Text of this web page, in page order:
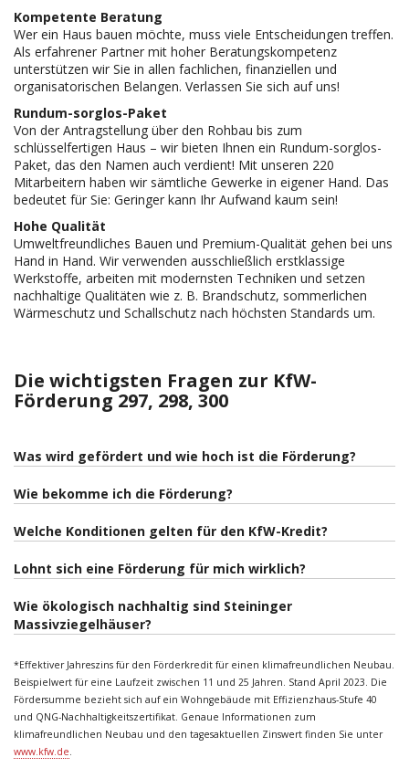
Kompetente Beratung
Wer ein Haus bauen möchte, muss viele Entscheidungen treffen.
Als erfahrener Partner mit hoher Beratungskompetenz
unterstützen wir Sie in allen fachlichen, finanziellen und
organisatorischen Belangen. Verlassen Sie sich auf uns!
Rundum-sorglos-Paket
Von der Antragstellung über den Rohbau bis zum
schlüsselfertigen Haus – wir bieten Ihnen ein Rundum-sorglos-
Paket, das den Namen auch verdient! Mit unseren 220
Mitarbeitern haben wir sämtliche Gewerke in eigener Hand. Das
bedeutet für Sie: Geringer kann Ihr Aufwand kaum sein!
Hohe Qualität
Umweltfreundliches Bauen und Premium-Qualität gehen bei uns
Hand in Hand. Wir verwenden ausschließlich erstklassige
Werkstoffe, arbeiten mit modernsten Techniken und setzen
nachhaltige Qualitäten wie z. B. Brandschutz, sommerlichen
Wärmeschutz und Schallschutz nach höchsten Standards um.
Die wichtigsten Fragen zur KfW-
Förderung 297, 298, 300
Was wird gefördert und wie hoch ist die Förderung?
Wie bekomme ich die Förderung?
Welche Konditionen gelten für den KfW-Kredit?
Lohnt sich eine Förderung für mich wirklich?
Wie ökologisch nachhaltig sind Steininger
Massivziegelhäuser?
*Effektiver Jahreszins für den Förderkredit für einen klimafreundlichen Neubau.
Beispielwert für eine Laufzeit zwischen 11 und 25 Jahren. Stand April 2023. Die
Fördersumme bezieht sich auf ein Wohngebäude mit Effizienz­haus-Stufe 40
und QNG-Nachhaltigkeitszertifikat. Genaue Informationen zum
klimafreundlichen Neubau und den tagesaktuellen Zinswert finden Sie unter
www.kfw.de.